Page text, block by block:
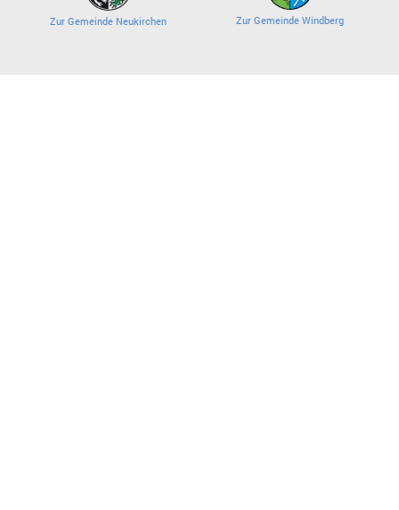
Zur Gemeinde Neukirchen Zur Gemeinde Windberg